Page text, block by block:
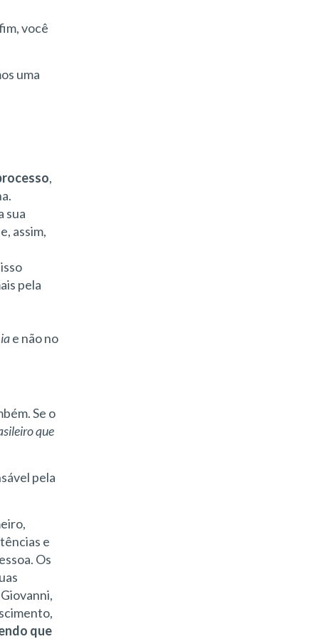
você
uma
,
sua
assim,
pela
e não no
Se o
que
pela
e
Os
que